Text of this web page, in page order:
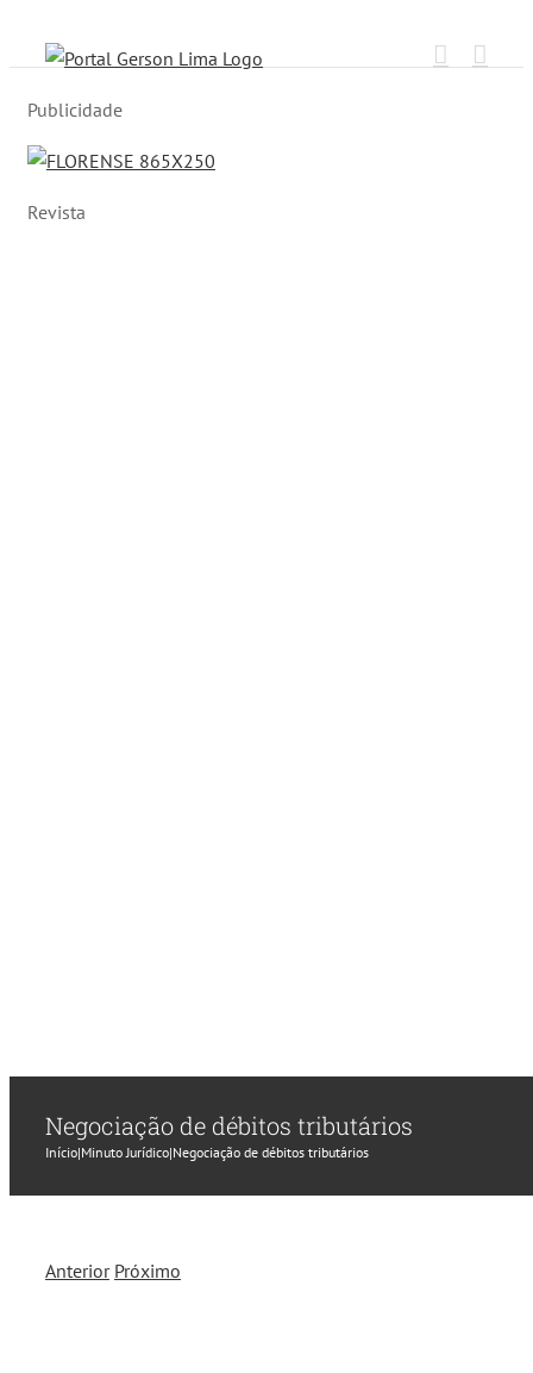
conteúdo
Publicidade
Revista
Negociação de débitos tributários
Início|Minuto Jurídico|Negociação de débitos tributários
Anterior Próximo